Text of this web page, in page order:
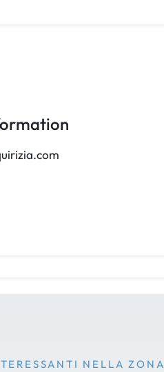
NELLA ZONA